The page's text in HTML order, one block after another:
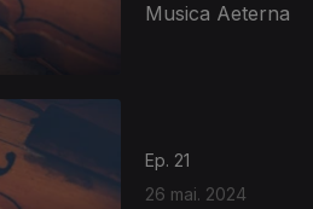
Musica Aeterna
Ep. 21
26 mai. 2024